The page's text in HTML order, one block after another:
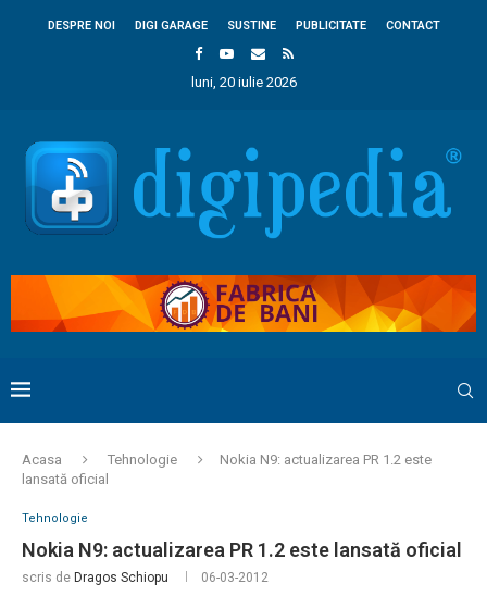
DESPRE NOI DIGI GARAGE SUSTINE PUBLICITATE CONTACT
luni, 20 iulie 2026
Acasa Tehnologie
Nokia N9: actualizarea PR 1.2 este
lansată oficial
Tehnologie
Nokia N9: actualizarea PR 1.2 este lansată oficial
scris de Dragos Schiopu 06-03-2012